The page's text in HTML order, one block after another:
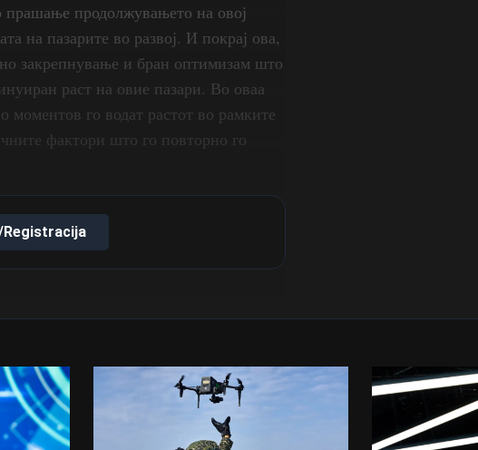
продолжувањето на овој
на пазарите во развој. И покрај ова,
закрепнување и бран оптимизам што
раст на овие пазари. Во оваа
моментов го водат растот во рамките
фактори што го повторно го
Registracija